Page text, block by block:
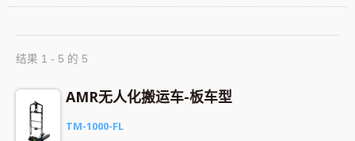
结果 1 - 5 的 5
AMR无人化搬运车-板车型
TM-1000-FL